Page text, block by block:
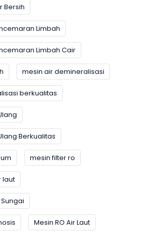
Bersih
Limbah
Limbah Cair
mesin air demineralisasi
berkualitas
Berkualitas
mesin filter ro
laut
Mesin RO Air Laut